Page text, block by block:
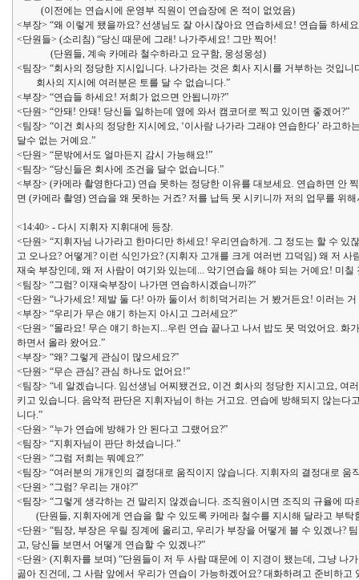
(이전에는 연습시에 운영부 직원이 연습장에 온 적이 없었음)
<부장> “왜 이렇게 됐을까요? 선생님도 잘 아시잖아요 연습하세요! 연습들 하세
<단원들> (소리침) “당신 때문에 그래! 나가주세요! 그만 찍어!
(단원들, 계속 카메라 철수하라고 요구함, 웅성웅성)
<팀장> “회사의 정당한 지시입니다. 나가라는 것은 회사 지시를 거부하는 것입니
회사의 지시에 여러분은 토를 달 수 없습니다.”
<부장> “연습들 하세요! 저희가 없으면 안됩니까?”
<단원> “안돼! 안돼! 당신들 일하는데 옆에 와서 캠코더로 찍고 있이면 좋겠어?”
<팀장> “이건 회사의 정당한 지시에요, ‘이사람 나가라 그래야 연습한다’ 라고
달수 없는 거예요.”
<단원> “문밖에서도 얼마든지 감시 가능해요!”
<팀장> “당신들은 회사에 조건을 달수 없습니다.”
<부장> (카메라 촬영한다고) 연습 못하는 정당한 이유를 대보세요. 연습하면 안
면 (카메라 촬영) 연습을 왜 못하는 거죠? 저를 납득 못 시키니까 저의 업무를 위
<14:40> - 다시 지휘자 지휘대에 등장.
<단원> “지휘자님 나가라고 한마디만 하세요! 우리연습하게. 그 정도는 할 수 있
고 오나요? 어떻게? 이런 식인가요? (지휘자 고개를 크게 여러번 끄덕임) 왜 저
재숙 부장인데, 왜 저 사람이 여기와 있는데... 악기연습을 해야 되는 거예요! 미
<팀장> “그럼? 이재숙부장이 나가면 연습하시겠습니까?”
<단원> “나가세요! 제발 둘 다! 아까 둘이서 히히덕거리는 거 봤거든요! 이러는
<부장> “우리가 무슨 얘기 하는지 아시고 그러세요?”
<단원> “몰라요! 무슨 얘기 하는지...우린 연습 끝나고 나서 밥도 못 먹었어요. 화
하면서 올라 왔어요.”
<부장> “왜? 그렇게 관심이 많으세요?”
<단원> “무슨 관심? 관심 하나도 없어요!”
<팀장> “네 알겠습니다. 임선생님 어찌됐건요, 이건 회사의 정당한 지시고요,
키고 있습니다. 음악적 판단은 지휘자님이 하는 거고요. 연습에 방해되지 않는
니다.”
<단원> “누가 연습에 방해가 안 된다고 그랬어요?”
<팀장> “지휘자님이 판단 하셨습니다.”
<단원> “그럼 저희는 뭐예요?”
<팀장> “여러분의 개개인의 결정대로 움직이지 않습니다. 지휘자의 결정대로 움
<단원> “그럼? 우리는 개야?”
<팀장> “그렇게 생각하는 건 말리지 않겠습니다. 조직원이시면 조직의 규율에
(단원들, 지휘자에게 연습을 할 수 있도록 카메라 철수를 지시해 달라고 부탁
<단원> “팀장, 부장은 우릴 징계에 올리고, 우리가 부장을 어떻게 볼 수 있겠나?
고, 당신들 보면서 어떻게 연습할 수 있겠나?”
<단원> (지휘자를 보며) “단원들이 저 두 사람 때문에 이 지경이 됐는데, 그냥 나
곪아 진건데, 그 사람 앞에서 우리가 연습이 가능하겠어요? 대화하려고 준비하